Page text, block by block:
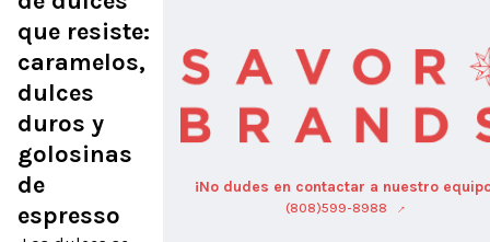
que resiste:
caramelos,
dulces
duros y
golosinas
de
espresso
¡No dudes en contactar a nuestro
(808)599-8988